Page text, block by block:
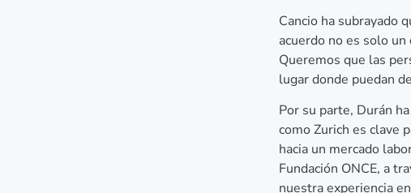
Cancio ha subrayado
acuerdo no es solo
Queremos que las
lugar donde puedan
Por su parte, Durán
como Zurich es clave
hacia un mercado
Fundación ONCE, a
nuestra experiencia